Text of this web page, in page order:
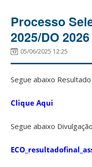
Processo
2025/DO 2026
05/06/2025 12:25
Segue abaixo
Clique Aqui
Segue abaixo